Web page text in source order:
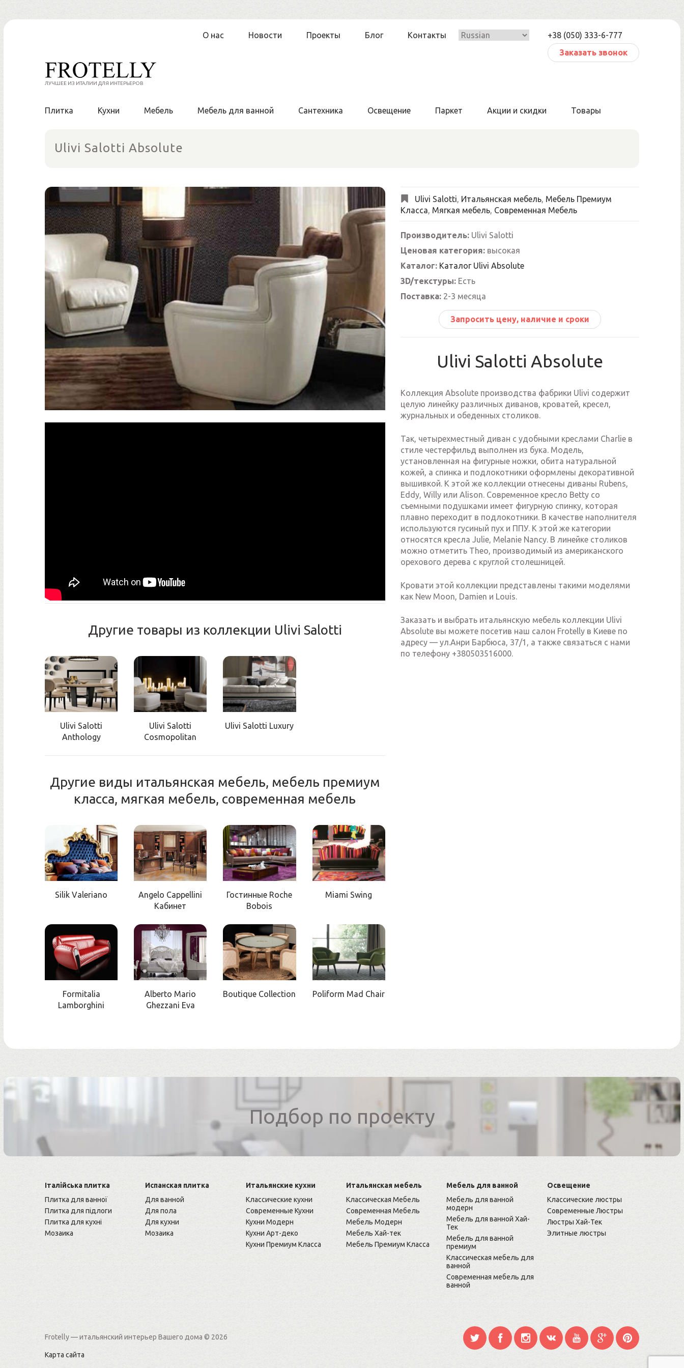
Перейти
О нас Новости Проекты Блог Контакты
+38 (050) 333-6-777
Заказать звонок
ЛУЧШЕЕ ИЗ ИТАЛИИ ДЛЯ ИНТЕРЬЕРОВ
Плитка Кухни Мебель Мебель для ванной Сантехника Освещение Паркет Акции и скидки Товары
Ulivi Salotti Absolute
Другие товары из коллекции Ulivi Salotti
Ulivi Salotti
Anthology
Ulivi Salotti
Cosmopolitan
Ulivi Salotti Luxury
Другие виды итальянская мебель, мебель премиум
класса, мягкая мебель, современная мебель
Silik Valeriano
Angelo Cappellini
Кабинет
Гостинные Roche
Bobois
Miami Swing
Formitalia
Lamborghini
Alberto Mario
Ghezzani Eva
Boutique Collection Poliform Mad Chair
Ulivi Salotti, Итальянская мебель, Мебель Премиум
Класса, Мягкая мебель, Современная Мебель
Производитель:Ulivi Salotti
Ценовая категория:высокая
Каталог: Каталог Ulivi Absolute
3D/текстуры:Есть
Поставка:2-3 месяца
Запросить цену, наличие и сроки
Ulivi Salotti Absolute
Коллекция Absolute производства фабрики Ulivi содержит
целую линейку различных диванов, кроватей, кресел,
журнальных и обеденных столиков.
Так, четырехместный диван с удобными креслами Charlie в
стиле честерфильд выполнен из бука. Модель,
установленная на фигурные ножки, обита натуральной
кожей, а спинка и подлокотники оформлены декоративной
вышивкой. К этой же коллекции отнесены диваны Rubens,
Eddy, Willy или Alison. Современное кресло Betty со
съемными подушками имеет фигурную спинку, которая
плавно переходит в подлокотники. В качестве наполнителя
используются гусиный пух и ППУ. К этой же категории
относятся кресла Julie, Melanie Nancy. В линейке столиков
можно отметить Theo, производимый из американского
орехового дерева с круглой столешницей.
Кровати этой коллекции представлены такими моделями
как New Moon, Damien и Louis.
Заказать и выбрать итальянскую мебель коллекции Ulivi
Absolute вы можете посетив наш салон Frotelly в Киеве по
адресу — ул.Анри Барбюса, 37/1, а также связаться с нами
по телефону +380503516000.
Подбор по проекту
Італійська плитка
Плитка для ванної
Плитка для підлоги
Плитка для кухні
Мозаика
Испанская плитка
Для ванной
Для пола
Для кухни
Мозаика
Итальянские кухни
Классические кухни
Современные Кухни
Кухни Модерн
Кухни Арт-деко
Кухни Премиум Класса
Итальянская мебель
Классическая Мебель
Современная Мебель
Мебель Модерн
Мебель Хай-тек
Мебель Премиум Класса
Мебель для ванной
Мебель для ванной
модерн
Мебель для ванной Хай-
Тек
Мебель для ванной
премиум
Классическая мебель для
ванной
Cовременная мебель для
ванной
Освещение
Классические люстры
Современные Люстры
Люстры Хай-Тек
Элитные люстры
Frotelly — итальянский интерьер Вашего дома © 2026
Карта сайта